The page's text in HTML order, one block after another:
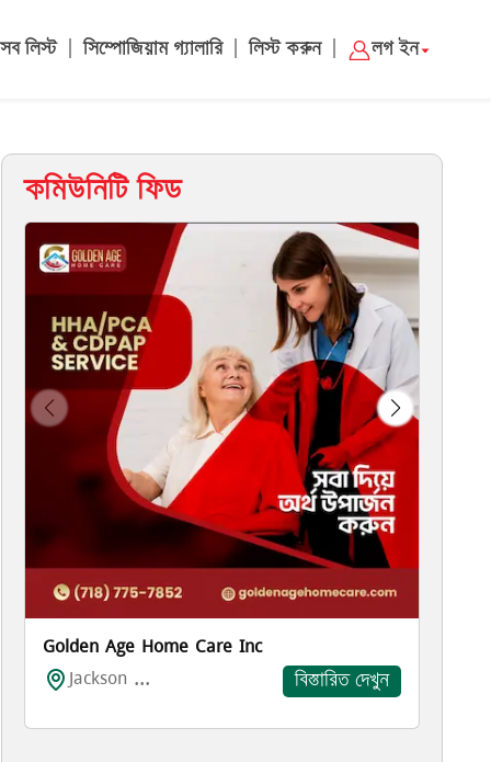
সব লিস্ট সিম্পোজিয়াম গ্যালারি লিস্ট করুন লগ ইন
কমিউনিটি ফিড
Golden Age Home Care Inc
Jackson ...
বিস্তারিত দেখুন